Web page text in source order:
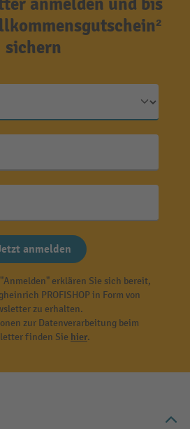
sichern
anmelden
erklären Sie sich bereit,
PROFISHOP in Form von
zu erhalten.
zur Datenverarbeitung beim
finden Sie hier.